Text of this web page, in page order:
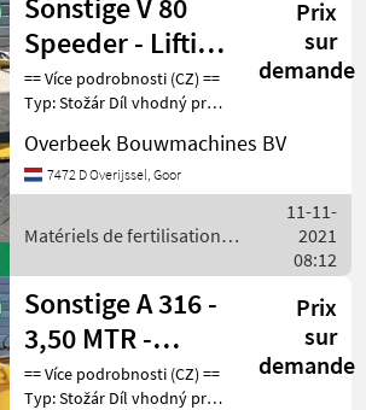
Sonstige V 80
Speeder - Lifting
framework/Schaufelarm/
Prix
sur
demande
== Více podrobnosti (CZ) ==
Typ: Stožár Díl vhodný pro:
konstrukce DPH/marže:
Odpočet DPH pro
podnikatele == Weitere
Overbeek Bouwmachines BV
7472 D Overijssel, Goor
Matériels de fertilisation et
11-11-
2021
08:12
Sonstige A 316 -
3,50 MTR -
Dipperstick/Stiel/
Prix
sur
demande
== Více podrobnosti (CZ) ==
Typ: Stožár Díl vhodný pro: